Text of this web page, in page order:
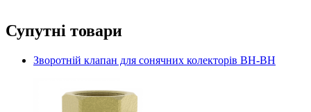
Супутні товари
Зворотній клапан для сонячних колекторів ВН-ВН